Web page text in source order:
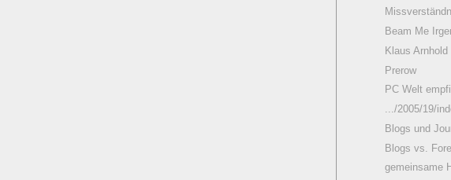
Beam Me
Klaus Arnhold
Prerow
PC Welt
.../2005/19/
Blogs und
Blogs vs.
gemeinsame